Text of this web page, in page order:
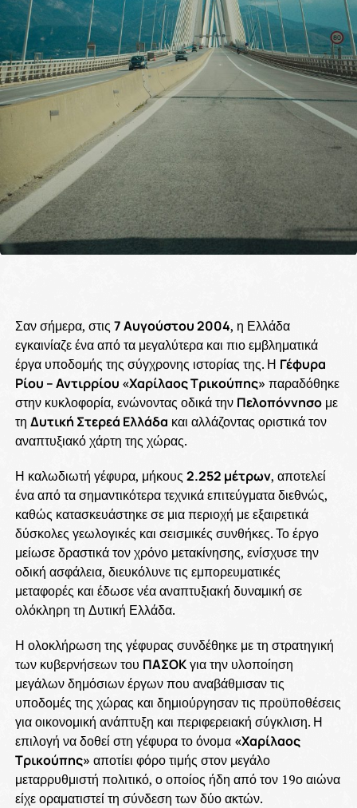
Σαν σήμερα, στις 7 Αυγούστου 2004, η Ελλάδα
εγκαινίαζε ένα από τα μεγαλύτερα και πιο εμβληματικά
έργα υποδομής της σύγχρονης ιστορίας της. Η Γέφυρα
Ρίου – Αντιρρίου «Χαρίλαος Τρικούπης» παραδόθηκε
στην κυκλοφορία, ενώνοντας οδικά την Πελοπόννησομε
τη Δυτική Στερεά Ελλάδα και αλλάζοντας οριστικά τον
αναπτυξιακό χάρτη της χώρας.
Η καλωδιωτή γέφυρα, μήκους 2.252 μέτρων, αποτελεί
ένα από τα σημαντικότερα τεχνικά επιτεύγματα διεθνώς,
καθώς κατασκευάστηκε σε μια περιοχή με εξαιρετικά
δύσκολες γεωλογικές και σεισμικές συνθήκες. Το έργο
μείωσε δραστικά τον χρόνο μετακίνησης, ενίσχυσε την
οδική ασφάλεια, διευκόλυνε τις εμπορευματικές
μεταφορές και έδωσε νέα αναπτυξιακή δυναμική σε
ολόκληρη τη Δυτική Ελλάδα.
Η ολοκλήρωση της γέφυρας συνδέθηκε με τη στρατηγική
των κυβερνήσεων του ΠΑΣΟΚγια την υλοποίηση
μεγάλων δημόσιων έργων που αναβάθμισαν τις
υποδομές της χώρας και δημιούργησαν τις προϋποθέσεις
για οικονομική ανάπτυξη και περιφερειακή σύγκλιση. Η
επιλογή να δοθεί στη γέφυρα το όνομα «Χαρίλαος
Τρικούπης» αποτίει φόρο τιμής στον μεγάλο
μεταρρυθμιστή πολιτικό, ο οποίος ήδη από τον 19ο αιώνα
είχε οραματιστεί τη σύνδεση των δύο ακτών.